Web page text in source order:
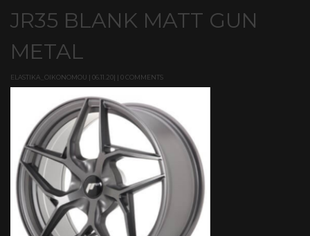
JR35 BLANK MATT GUN
METAL
ELASTIKA_OIKONOMOU | 06.11.20| | 0 COMMENTS